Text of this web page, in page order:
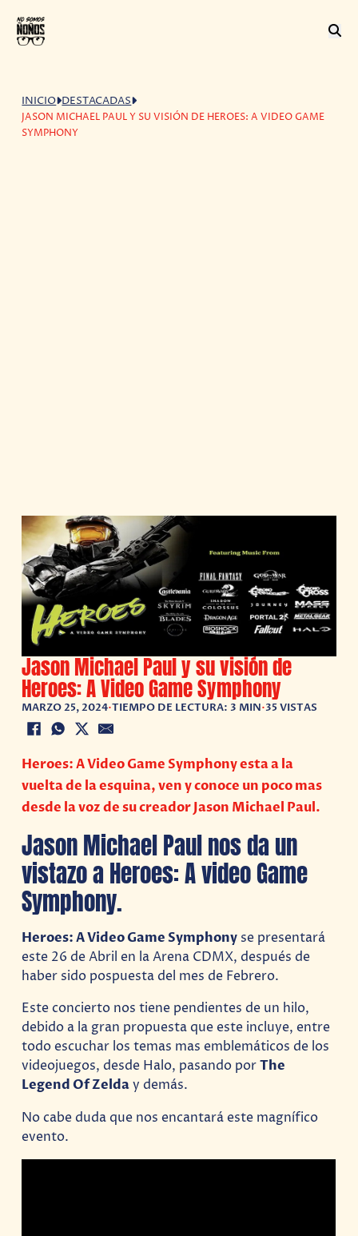
INICIO DESTACADAS
JASON MICHAEL PAUL Y SU VISIÓN DE HEROES: A VIDEO GAME
SYMPHONY
Jason Michael Paul y su visión de
Heroes: A Video Game Symphony
MARZO 25, 2024•TIEMPO DE LECTURA: 3 MIN•35 VISTAS
Heroes: A Video Game Symphony esta a la
vuelta de la esquina, ven y conoce un poco mas
desde la voz de su creador Jason Michael Paul.
Jason Michael Paul nos da un
vistazo a Heroes: A video Game
Symphony.
Heroes: A Video Game Symphony se presentará
este 26 de Abril en la Arena CDMX, después de
haber sido pospuesta del mes de Febrero.
Este concierto nos tiene pendientes de un hilo,
debido a la gran propuesta que este incluye, entre
todo escuchar los temas mas emblemáticos de los
videojuegos, desde Halo, pasando porThe
Legend Of Zelday demás.
No cabe duda que nos encantará este magnífico
evento.